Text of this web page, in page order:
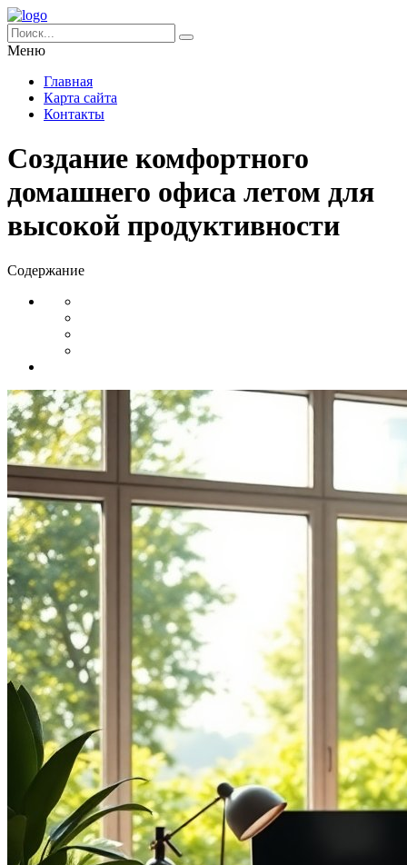
Меню
Главная
Карта сайта
Контакты
Создание комфортного
домашнего офиса летом для
высокой продуктивности
Содержание